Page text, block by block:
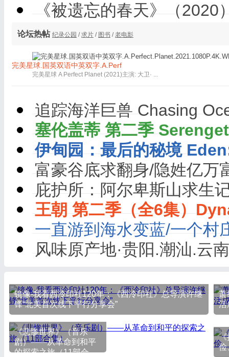
《被遗忘的春天》（2020
论坛热帖 纪录公园 /求片 / 图书 /老电影
完美星球.国英双语中英双字.A.Perf
完美星球 A Perfect Planet (2021)主演: 大卫· ...
追踪海洋巨兽 Chasing
塞伦盖蒂 第二季
伊甸园：最后的秘境
富豪谷底求翻身/隐姓亿万
庇护所：阿尔卑斯山求生
王朝 第二季（全6集）
一直游到海水变蓝/一个村
风味原产地·贵阳.潮汕.云
镜像-我看西泠印社120年：《西泠印社》总导演许继
锋“北美首次线下平行分享会”
《悲惨世界》（音乐
剧）——从革命到和平
的探索之旅（11部合
萧
活
《
俭